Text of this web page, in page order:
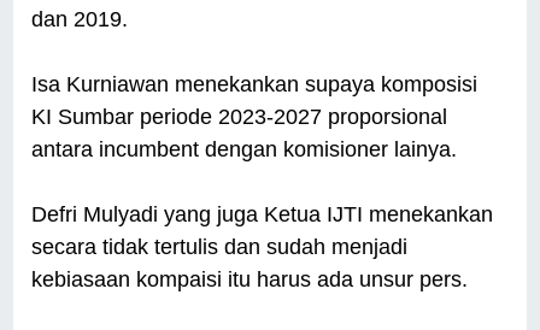
dan 2019.
Isa Kurniawan menekankan supaya komposisi
KI Sumbar periode 2023-2027 proporsional
antara incumbent dengan komisioner lainya.
Defri Mulyadi yang juga Ketua IJTI menekankan
secara tidak tertulis dan sudah menjadi
kebiasaan kompaisi itu harus ada unsur pers.